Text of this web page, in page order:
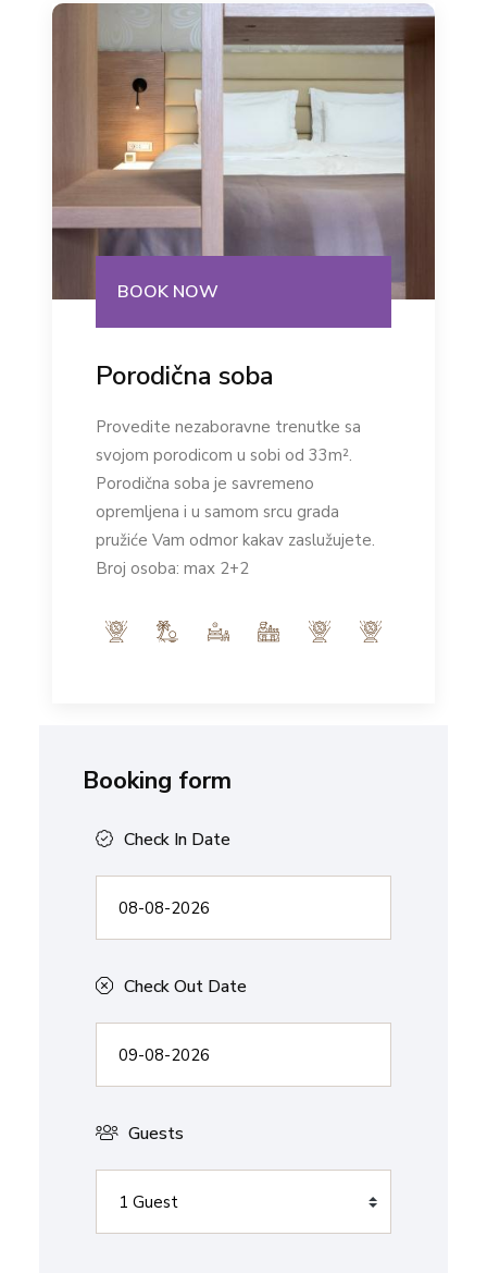
Booking form
Check In Date
Check Out Date
Guests
BOOK NOW
Porodična soba
Provedite nezaboravne trenutke sa
svojom porodicom u sobi od 33m².
Porodična soba je savremeno
opremljena i u samom srcu grada
pružiće Vam odmor kakav zaslužujete.
Broj osoba: max 2+2